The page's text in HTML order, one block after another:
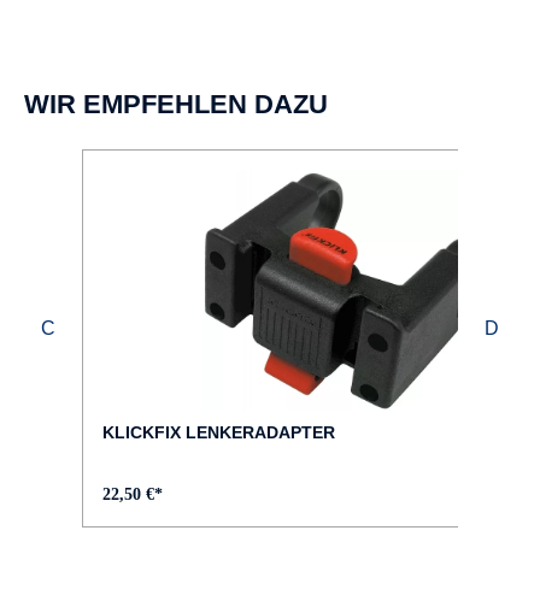
WIR EMPFEHLEN DAZU
KLICKFIX LENKERADAPTER
22,50 €*